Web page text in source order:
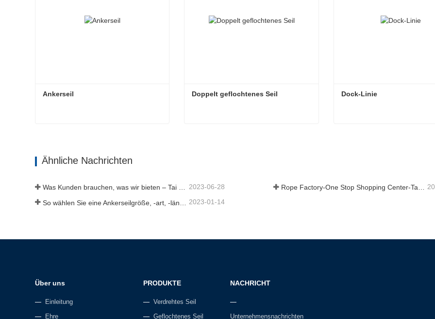
Ankerseil Doppelt geflochtenes Seil Dock-Linie
Ähnliche Nachrichten
Was Kunden brauchen, was wir bieten – Tai an Rope Ltd 2023-06-28 Rope Factory-One Stop Shopping Center-Tai an Rope LTD
2023-01-14
Über uns
Einleitung
Ehre
PRODUKTE
Verdrehtes Seil
Geflochtenes Seil
NACHRICHT
Unternehmensnachrichten